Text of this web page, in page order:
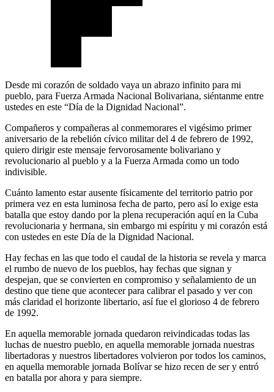
Desde mi corazón de soldado vaya un abrazo infinito para mi
pueblo, para Fuerza Armada Nacional Bolivariana, siéntanme entre
ustedes en este “Día de la Dignidad Nacional”.
Compañeros y compañeras al conmemorares el vigésimo primer
aniversario de la rebelión cívico militar del 4 de febrero de 1992,
quiero dirigir este mensaje fervorosamente bolivariano y
revolucionario al pueblo y a la Fuerza Armada como un todo
indivisible.
Cuánto lamento estar ausente físicamente del territorio patrio por
primera vez en esta luminosa fecha de parto, pero así lo exige esta
batalla que estoy dando por la plena recuperación aquí en la Cuba
revolucionaria y hermana, sin embargo mi espíritu y mi corazón está
con ustedes en este Día de la Dignidad Nacional.
Hay fechas en las que todo el caudal de la historia se revela y marca
el rumbo de nuevo de los pueblos, hay fechas que signan y
despejan, que se convierten en compromiso y señalamiento de un
destino que tiene que acontecer para calibrar el pasado y ver con
más claridad el horizonte libertario, así fue el glorioso 4 de febrero
de 1992.
En aquella memorable jornada quedaron reivindicadas todas las
luchas de nuestro pueblo, en aquella memorable jornada nuestras
libertadoras y nuestros libertadores volvieron por todos los caminos,
en aquella memorable jornada Bolívar se hizo recen de ser y entró
en batalla por ahora y para siempre.